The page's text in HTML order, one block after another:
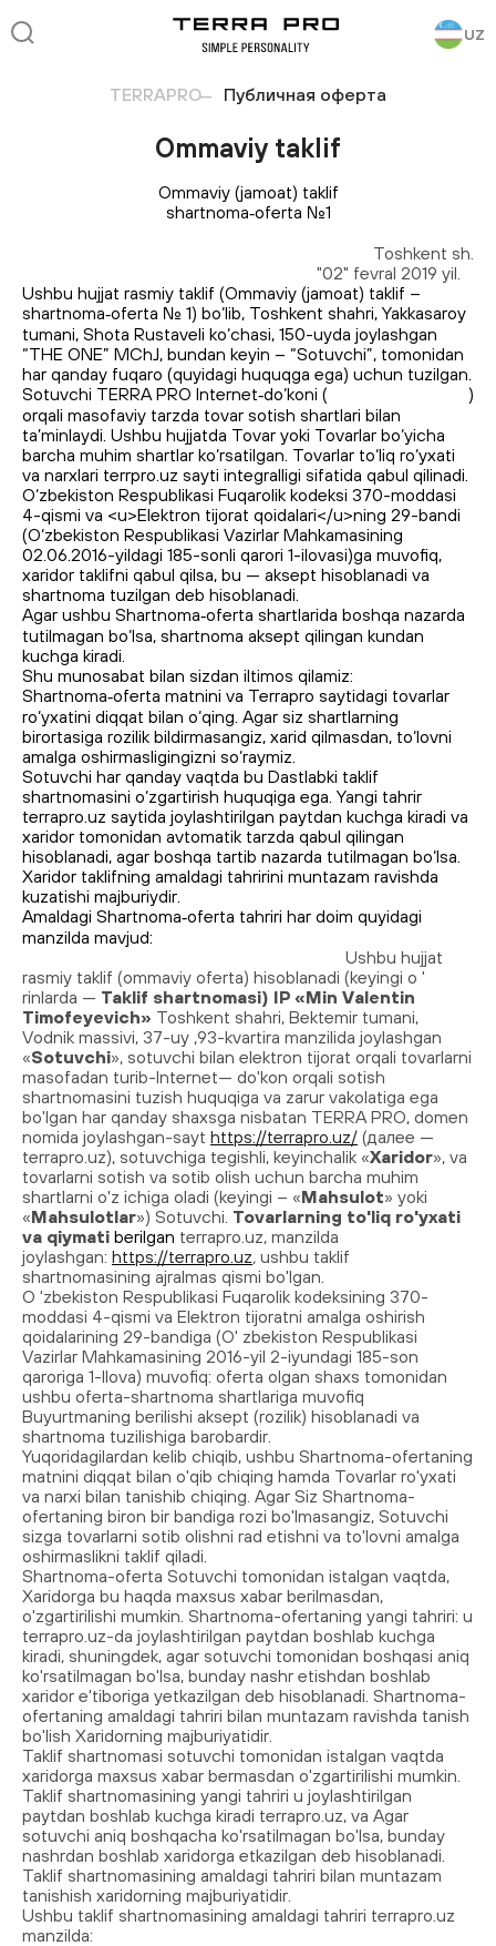
UZ
TERRAPRO Публичная оферта
Ommaviy taklif
Ommaviy (jamoat) taklif
shartnoma‑oferta №1
Toshkent sh.
"02" fevral 2019 yil.
Ushbu hujjat rasmiy taklif (Ommaviy (jamoat) taklif –
shartnoma‑oferta № 1) bo‘lib, Toshkent shahri, Yakkasaroy
tumani, Shota Rustaveli ko‘chasi, 150-uyda joylashgan
“THE ONE” MChJ, bundan keyin – “Sotuvchi”, tomonidan
har qanday fuqaro (quyidagi huquqga ega) uchun tuzilgan.
Sotuvchi TERRA PRO Internet‑do‘koni (
)
orqali masofaviy tarzda tovar sotish shartlari bilan
ta’minlaydi. Ushbu hujjatda Tovar yoki Tovarlar bo‘yicha
barcha muhim shartlar ko‘rsatilgan. Tovarlar to‘liq ro‘yxati
va narxlari terrpro.uz sayti integralligi sifatida qabul qilinadi.
O‘zbekiston Respublikasi Fuqarolik kodeksi 370-moddasi
4-qismi va <u>Elektron tijorat qoidalari</u>ning 29-bandi
(O‘zbekiston Respublikasi Vazirlar Mahkamasining
02.06.2016-yildagi 185-sonli qarori 1-ilovasi)ga muvofiq,
xaridor taklifni qabul qilsa, bu — aksept hisoblanadi va
shartnoma tuzilgan deb hisoblanadi.
Agar ushbu Shart­noma‑oferta shartlarida boshqa nazarda
tutilmagan bo‘lsa, shartnoma aksept qilingan kundan
kuchga kiradi.
Shu munosabat bilan sizdan iltimos qilamiz:
Shartnoma‑oferta matnini va Terrapro saytidagi tovarlar
ro‘yxatini diqqat bilan o‘qing. Agar siz shartlarning
birortasiga rozilik bildirmasangiz, xarid qilmasdan, to‘lovni
amalga oshirmasligingizni so‘raymiz.
Sotuvchi har qanday vaqtda bu Dastlabki taklif
shartnomasini o‘zgartirish huquqiga ega. Yangi tahrir
terrapro.uz saytida joylashtirilgan paytdan kuchga kiradi va
xaridor tomonidan avtomatik tarzda qabul qilingan
hisoblanadi, agar boshqa tartib nazarda tutilmagan bo‘lsa.
Xaridor taklifning amaldagi tahririni muntazam ravishda
kuzatishi majburiydir.
Amaldagi Shartnoma‑oferta tahriri har doim quyidagi
manzilda mavjud:
Ushbu hujjat
rasmiy taklif (ommaviy oferta) hisoblanadi (keyingi o '
rinlarda — Taklif shartnomasi) IP «Min Valentin
Timofeyevich» Toshkent shahri, Bektemir tumani,
Vodnik massivi, 37-uy ,93-kvartira manzilida joylashgan
«Sotuvchi», sotuvchi bilan elektron tijorat orqali tovarlarni
masofadan turib-Internet— do'kon orqali sotish
shartnomasini tuzish huquqiga va zarur vakolatiga ega
bo'lgan har qanday shaxsga nisbatan TERRA PRO, domen
nomida joylashgan-sayt https://terrapro .uz/ (далее —
terrapro .uz), sotuvchiga tegishli, keyinchalik «Xaridor», va
tovarlarni sotish va sotib olish uchun barcha muhim
shartlarni o'z ichiga oladi (keyingi – «Mahsulot» yoki
«Mahsulotlar») Sotuvchi. Tovarlarning to'liq ro'yxati
va qiymati berilgan terrapro .uz, manzilda
joylashgan: https://terrapro .uz, ushbu taklif
shartnomasining ajralmas qismi bo'lgan.
O 'zbekiston Respublikasi Fuqarolik kodeksining 370-
moddasi 4-qismi va Elektron tijoratni amalga oshirish
qoidalarining 29-bandiga (O' zbekiston Respublikasi
Vazirlar Mahkamasining 2016-yil 2-iyundagi 185-son
qaroriga 1-Ilova) muvofiq: oferta olgan shaxs tomonidan
ushbu oferta-shartnoma shartlariga muvofiq
Buyurtmaning berilishi aksept (rozilik) hisoblanadi va
shartnoma tuzilishiga barobardir.
Yuqoridagilardan kelib chiqib, ushbu Shartnoma-ofertaning
matnini diqqat bilan o'qib chiqing hamda Tovarlar ro'yxati
va narxi bilan tanishib chiqing. Agar Siz Shartnoma-
ofertaning biron bir bandiga rozi bo'lmasangiz, Sotuvchi
sizga tovarlarni sotib olishni rad etishni va to'lovni amalga
oshirmaslikni taklif qiladi.
Shartnoma-oferta Sotuvchi tomonidan istalgan vaqtda,
Xaridorga bu haqda maxsus xabar berilmasdan,
o'zgartirilishi mumkin. Shartnoma-ofertaning yangi tahriri: u
terrapro.uz-da joylashtirilgan paytdan boshlab kuchga
kiradi, shuningdek, agar sotuvchi tomonidan boshqasi aniq
ko'rsatilmagan bo'lsa, bunday nashr etishdan boshlab
xaridor e'tiboriga yetkazilgan deb hisoblanadi. Shartnoma-
ofertaning amaldagi tahriri bilan muntazam ravishda tanish
bo'lish Xaridorning majburiyatidir.
Taklif shartnomasi sotuvchi tomonidan istalgan vaqtda
xaridorga maxsus xabar bermasdan o'zgartirilishi mumkin.
Taklif shartnomasining yangi tahriri u joylashtirilgan
paytdan boshlab kuchga kiradi terrapro .uz, va Agar
sotuvchi aniq boshqacha ko'rsatilmagan bo'lsa, bunday
nashrdan boshlab xaridorga etkazilgan deb hisoblanadi.
Taklif shartnomasining amaldagi tahriri bilan muntazam
tanishish xaridorning majburiyatidir.
Ushbu taklif shartnomasining amaldagi tahriri terrapro .uz
manzilda: